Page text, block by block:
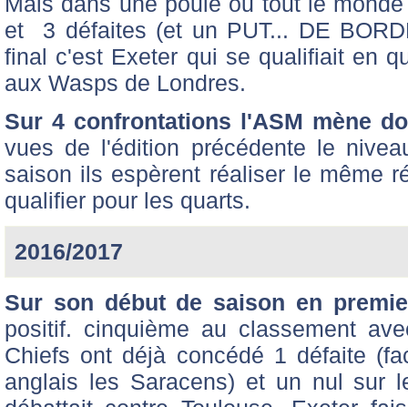
et 3 défaites (et un PUT... DE
final c'est Exeter qui se qualifiait en
aux Wasps de Londres.
Sur 4 confrontations l'ASM mène
vues de l'édition précédente le
saison ils espèrent réaliser le même
qualifier pour les quarts.
2016/2017
Sur son début de saison en
positif. cinquième au classement
Chiefs ont déjà concédé 1 défaite
anglais les Saracens) et un nul sur